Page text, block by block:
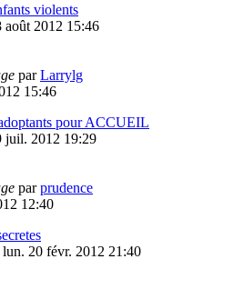
violents
août 2012 15:46
parLarrylg
15:46
pour ACCUEIL
juil. 2012 19:29
parprudence
12:40
lun. 20 févr. 2012 21:40